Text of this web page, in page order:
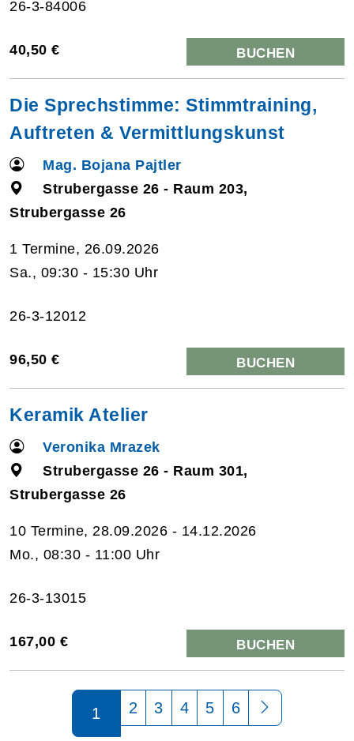
26-3-84006
40,50 € BUCHEN
Die Sprechstimme: Stimmtraining,
Auftreten & Vermittlungskunst
Mag. Bojana Pajtler
Strubergasse 26 - Raum 203,
Strubergasse 26
1 Termine, 26.09.2026
Sa., 09:30 - 15:30 Uhr
26-3-12012
96,50 € BUCHEN
Keramik Atelier
Veronika Mrazek
Strubergasse 26 - Raum 301,
Strubergasse 26
10 Termine, 28.09.2026 - 14.12.2026
Mo., 08:30 - 11:00 Uhr
26-3-13015
167,00 € BUCHEN
Seite 1 von 6
1 2 3 4 5 6